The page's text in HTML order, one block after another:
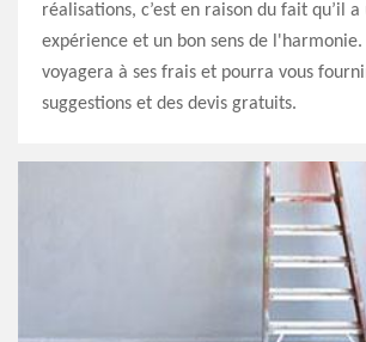
réalisations, c’est en raison du fait qu’il
expérience et un bon sens de l'harmonie.
voyagera à ses frais et pourra vous
suggestions et des devis gratuits.